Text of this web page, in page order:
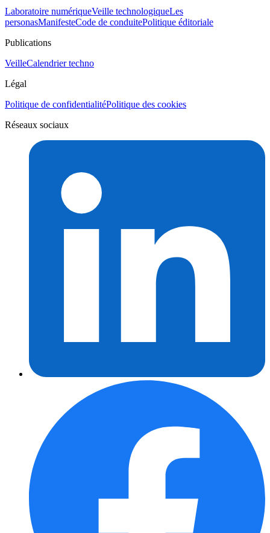
Laboratoire numériqueVeille technologiqueLes
personasManifesteCode de conduitePolitique éditoriale
Publications
VeilleCalendrier techno
Légal
Politique de confidentialitéPolitique des cookies
Réseaux sociaux